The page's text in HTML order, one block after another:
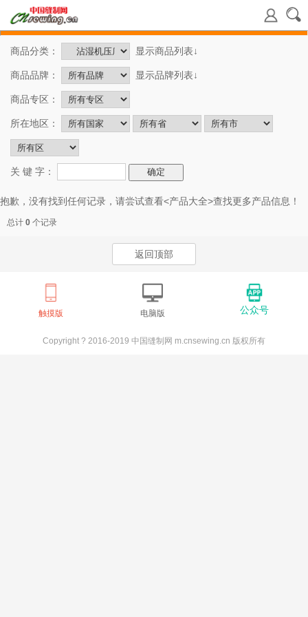
商品分类： 显示商品列表↓
商品品牌： 显示品牌列表↓
商品专区：
所在地区：
关 键 字：
抱歉，没有找到任何记录，请尝试查看<产品大全>查找更多产品信息！
总计 0 个记录
返回顶部
触摸版 电脑版 公众号
Copyright ? 2016-2019 中国缝制网 m.cnsewing.cn 版权所有